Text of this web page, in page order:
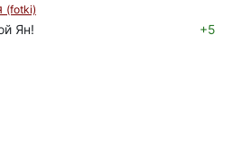
(fotki)
+5
Ян!